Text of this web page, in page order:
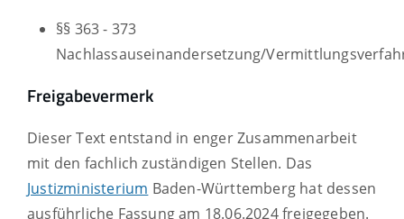
§§ 363 - 373
Nachlassauseinandersetzung/
Freigabevermerk
Dieser Text entstand in enger Zusammenarbeit
mit den fachlich zuständigen Stellen. Das
Justizministerium Baden-Württemberg hat dessen
ausführliche Fassung am 18.06.2024 freigegeben.